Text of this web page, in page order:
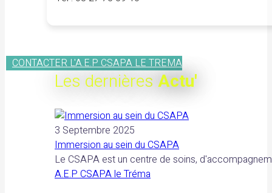
CONTACTER L'A.E.P CSAPA LE TREMA
Les dernières Actu'
3 Septembre 2025
Immersion au sein du CSAPA
Le CSAPA est un centre de soins,
A.E.P CSAPA le Tréma